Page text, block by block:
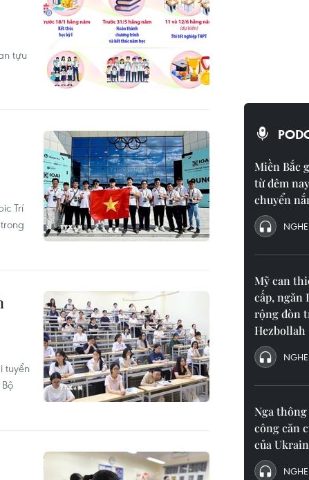
tựu
Trí
tuyển
Miền Bắc
từ đêm
chuyển
NGHE
Mỹ can
cấp, ngăn
rộng đòn
Hezbollah
NGHE
Nga
công căn
của
NGHE